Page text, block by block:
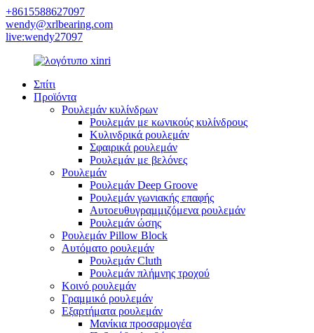
+8615588627097
wendy@xrlbearing.com
live:wendy27097
Σπίτι
Προϊόντα
Ρουλεμάν κυλίνδρων
Ρουλεμάν με κωνικούς κυλίνδρους
Κυλινδρικά ρουλεμάν
Σφαιρικά ρουλεμάν
Ρουλεμάν με βελόνες
Ρουλεμάν
Ρουλεμάν Deep Groove
Ρουλεμάν γωνιακής επαφής
Αυτοευθυγραμμιζόμενα ρουλεμάν
Ρουλεμάν ώσης
Ρουλεμάν Pillow Block
Αυτόματο ρουλεμάν
Ρουλεμάν Cluth
Ρουλεμάν πλήμνης τροχού
Κοινό ρουλεμάν
Γραμμικό ρουλεμάν
Εξαρτήματα ρουλεμάν
Μανίκια προσαρμογέα